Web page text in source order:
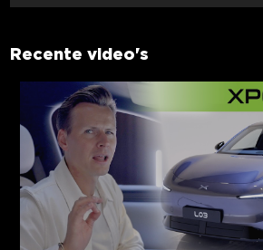
Recente video's